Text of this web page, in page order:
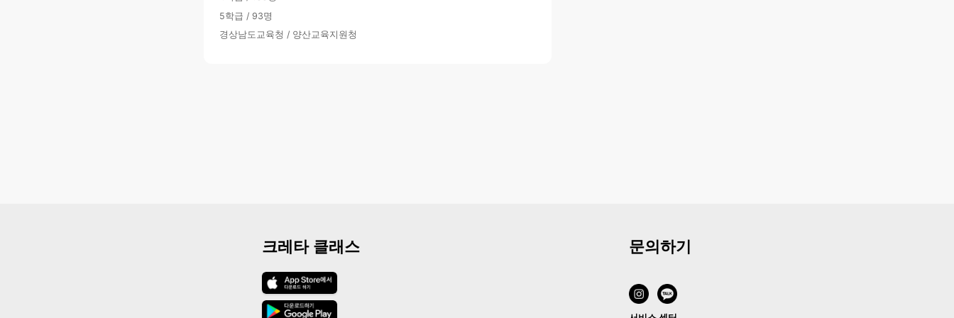
5학급 / 93명
경상남도교육청 / 양산교육지원청
크레타 클래스 문의하기